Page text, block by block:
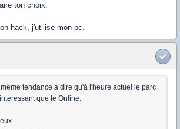
ton choix.
hack, j'utilise mon pc.
tendance à dire qu'à l'heure actuel le parc
que le Online.